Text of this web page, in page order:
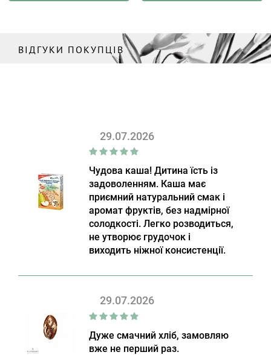
ВІДГУКИ ПОКУПЦІВ
29.07.2026
Чудова каша! Дитина їсть із
задоволенням. Каша має
приємний натуральний смак і
аромат фруктів, без надмірної
солодкості. Легко розводиться,
не утворює грудочок і
виходить ніжної консистенції.
29.07.2026
Дуже смачний хліб, замовляю
вже не перший раз.